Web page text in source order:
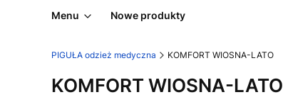
Menu Nowe produkty
PIGUŁA odzież medyczna KOMFORT WIOSNA-LATO
KOMFORT WIOSNA-LATO